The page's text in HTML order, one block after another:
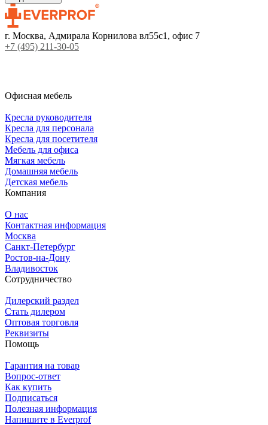
г. Москва, Адмирала Корнилова вл55с1, офис 7
+7 (495) 211-30-05
Офисная мебель
Кресла руководителя
Кресла для персонала
Кресла для посетителя
Мебель для офиса
Мягкая мебель
Домашняя мебель
Детская мебель
Компания
О нас
Контактная информация
Москва
Санкт-Петербург
Ростов-на-Дону
Владивосток
Сотрудничество
Дилерский раздел
Стать дилером
Оптовая торговля
Реквизиты
Помощь
Гарантия на товар
Вопрос-ответ
Как купить
Подписаться
Полезная информация
Напишите в Everprof